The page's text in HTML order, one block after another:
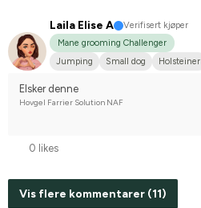
Laila Elise A
Verifisert kjøper
Mane grooming Challenger
Jumping
Small dog Holsteiner
Elsker denne
Hovgel Farrier Solution NAF
0 likes
Vis flere kommentarer (11)